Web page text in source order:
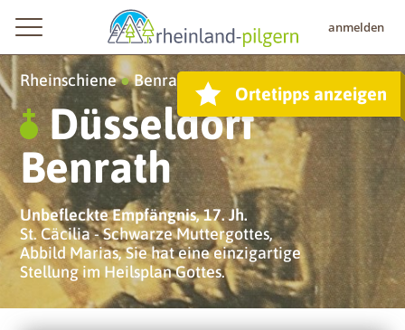
anmelden
Ortetipps anzeigen
Rheinschiene●Benrath
Düsseldorf
Benrath
Unbefleckte Empfängnis, 17. Jh.
St. Cäcilia - Schwarze Muttergottes,
Abbild Marias, Sie hat eine einzigartige
Stellung im Heilsplan Gottes.